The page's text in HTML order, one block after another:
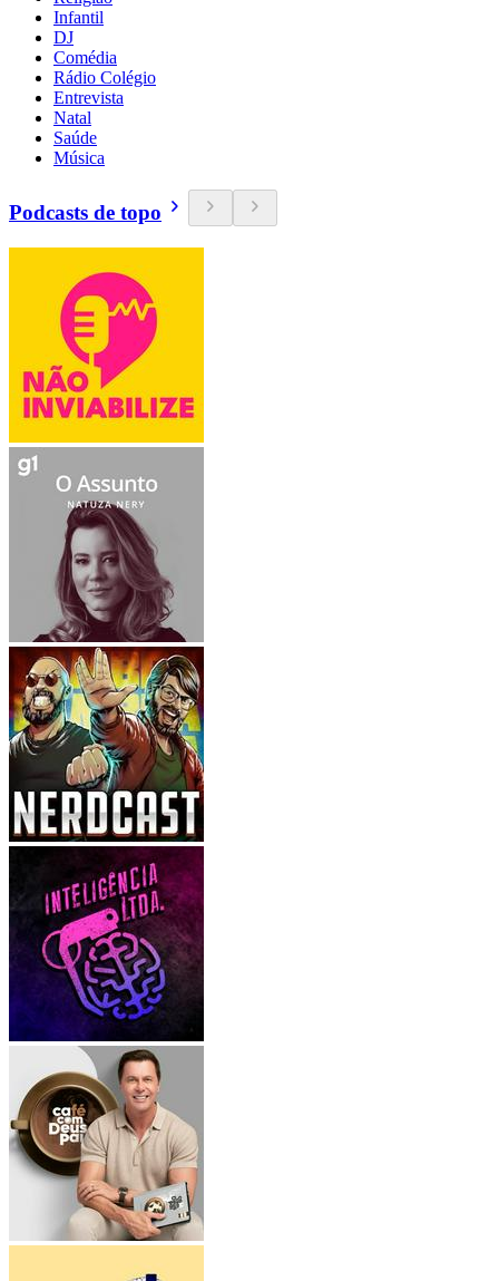
Infantil
DJ
Comédia
Rádio Colégio
Entrevista
Natal
Saúde
Música
Podcasts de topo